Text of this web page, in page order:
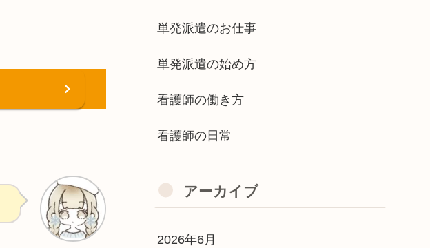
単発派遣のお仕事
単発派遣の始め方
看護師の働き方
看護師の日常
アーカイブ
2026年6月